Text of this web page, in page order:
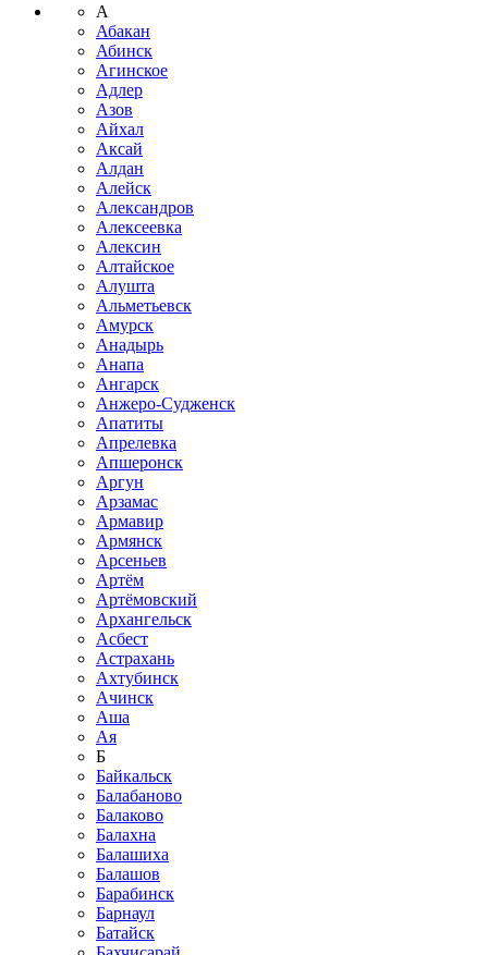
А
Абакан
Абинск
Агинское
Адлер
Азов
Айхал
Аксай
Алдан
Алейск
Александров
Алексеевка
Алексин
Алтайское
Алушта
Альметьевск
Амурск
Анадырь
Анапа
Ангарск
Анжеро-Судженск
Апатиты
Апрелевка
Апшеронск
Аргун
Арзамас
Армавир
Армянск
Арсеньев
Артём
Артёмовский
Архангельск
Асбест
Астрахань
Ахтубинск
Ачинск
Аша
Ая
Б
Байкальск
Балабаново
Балаково
Балахна
Балашиха
Балашов
Барабинск
Барнаул
Батайск